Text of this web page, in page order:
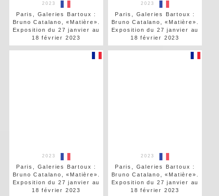
2023
Paris, Galeries Bartoux :
Bruno Catalano, «Matière».
Exposition du 27 janvier au
18 février 2023
2023
Paris, Galeries Bartoux :
Bruno Catalano, «Matière».
Exposition du 27 janvier au
18 février 2023
2023
Paris, Galeries Bartoux :
Bruno Catalano, «Matière».
Exposition du 27 janvier au
18 février 2023
2023
Paris, Galeries Bartoux :
Bruno Catalano, «Matière».
Exposition du 27 janvier au
18 février 2023